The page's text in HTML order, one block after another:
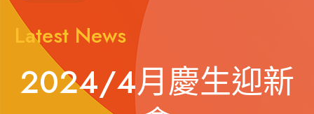
Latest News
2024/4月慶生迎新